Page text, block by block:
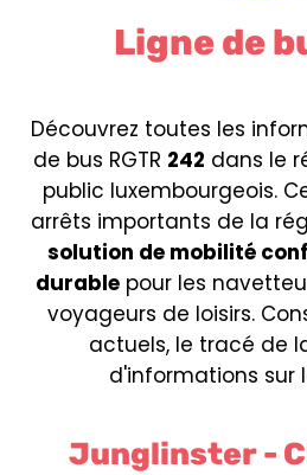
Ligne de
Découvrez toutes les
de bus RGTR 242 dans le
public luxembourgeois.
arrêts importants de la
solution de mobilité
durablepour les
voyageurs de loisirs.
actuels, le tracé de
d'informations sur
Junglinster -